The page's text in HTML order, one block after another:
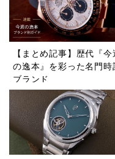
【まとめ記事】歴代『今
の逸本』を彩った名門時
ブランド